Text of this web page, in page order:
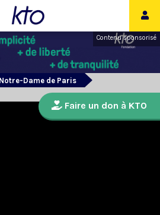
Contenu sponsorisé
Dame de Paris
Faire un don à KTO